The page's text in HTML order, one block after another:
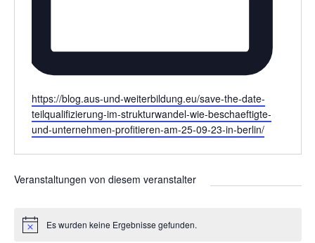
W
e
b
e
i
https://blog.aus-und-weiterbildung.eu/save-the-date-
teilqualifizierung-im-strukturwandel-wie-beschaeftigte-
und-unternehmen-profitieren-am-25-09-23-in-berlin/
Veranstaltungen von diesem veranstalter
H
Es wurden keine Ergebnisse gefunden.